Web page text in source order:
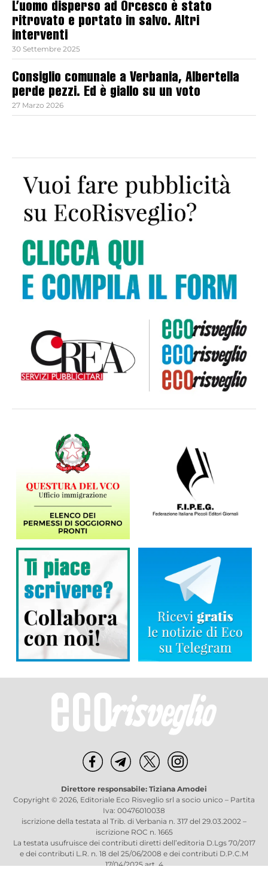
L’uomo disperso ad Orcesco è stato
ritrovato e portato in salvo. Altri
interventi
30 Settembre 2025
Consiglio comunale a Verbania, Albertella
perde pezzi. Ed è giallo su un voto
27 Marzo 2026
Direttore responsabile: Tiziana Amodei
Copyright © 2026, Editoriale Eco Risveglio srl a socio unico – Partita
Iva: 00476010038
iscrizione della testata al Trib. di Verbania n. 317 del 29.03.2002 –
iscrizione ROC n. 1665
La testata usufruisce dei contributi diretti dell’editoria D.Lgs 70/2017
e dei contributi L.R. n. 18 del 25/06/2008 e dei contributi D.P.C.M
17/04/2025 art. 4